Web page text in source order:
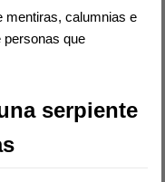
mentiras, calumnias e
personas que
serpiente